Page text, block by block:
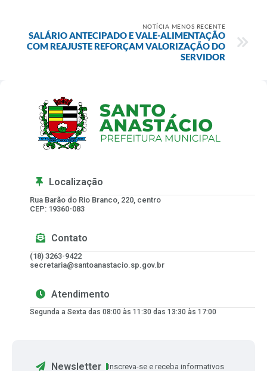
NOTÍCIA MENOS RECENTE
SALÁRIO ANTECIPADO E VALE-ALIMENTAÇÃO
COM REAJUSTE REFORÇAM VALORIZAÇÃO DO
SERVIDOR
Localização
Rua Barão do Rio Branco, 220, centro
CEP: 19360-083
Contato
(18) 3263-9422
secretaria@santoanastacio.sp.gov.br
Atendimento
Segunda a Sexta das 08:00 às 11:30 das 13:30 às 17:00
Newsletter Inscreva-se e receba informativos